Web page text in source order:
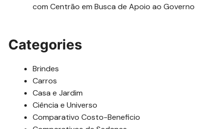
com Centrão em Busca de Apoio ao Governo
Categories
Brindes
Carros
Casa e Jardim
Ciência e Universo
Comparativo Costo-Beneficio